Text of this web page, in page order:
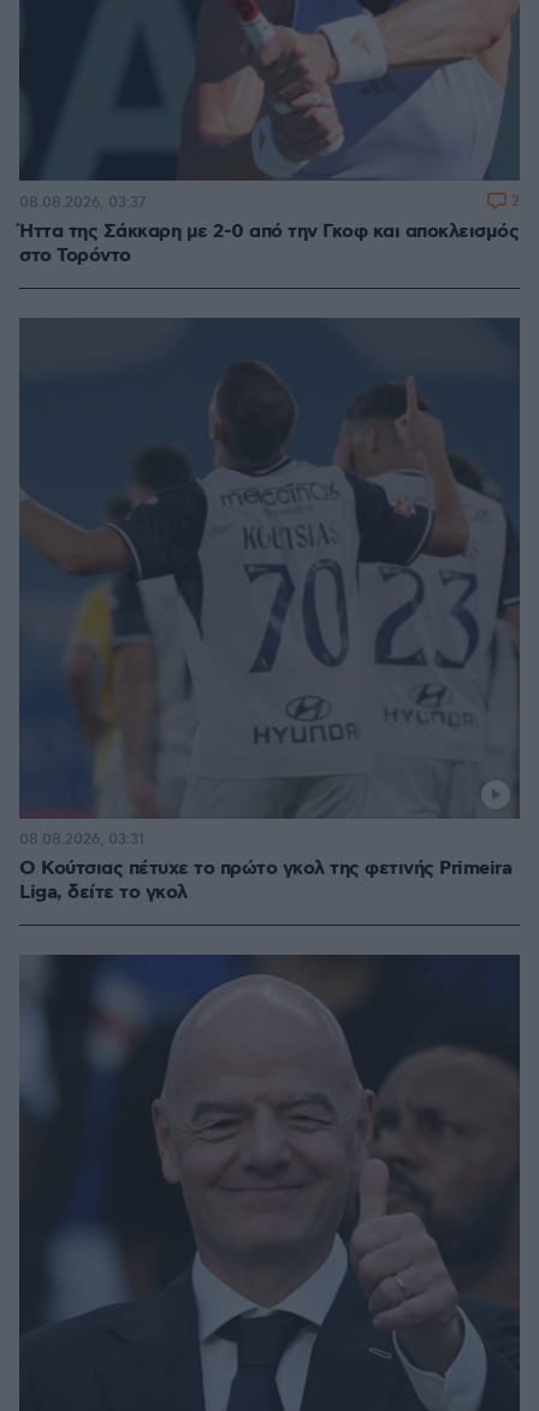
Ήττα της Σάκκαρη με 2-0 από την Γκοφ και αποκλεισμός
στο Τορόντο
08.08.2026, 03:37 2
Ο Κούτσιας πέτυχε το πρώτο γκολ της φετινής Primeira
Liga, δείτε το γκολ
08.08.2026, 03:31